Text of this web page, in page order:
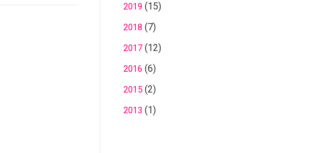
2019 (15)
2018 (7)
2017 (12)
2016 (6)
2015 (2)
2013 (1)